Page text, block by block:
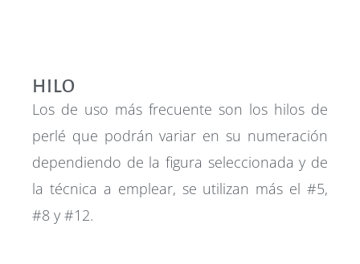
HILO
Los de uso más frecuente son los hilos de
perlé que podrán variar en su numeración
dependiendo de la figura seleccionada y de
la técnica a emplear, se utilizan más el #5,
#8 y #12.